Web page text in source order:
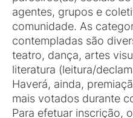
agentes, grupos e
comunidade. As
contempladas são
teatro, dança, artes
literatura (leitura/
Haverá, ainda,
mais votados durante
Para efetuar inscrição,